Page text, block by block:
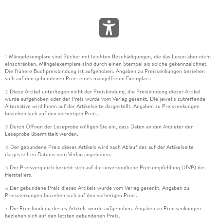
Verwirrung der Gegenwart. Die Krankheit der Erzählerin, ihre
Anzeichen von Schizophrenie werden zu Insignien der Zeit in
Indem Bachmann eine Kluft zwischen persönlicher und
sozialer Katastrophe offenlässt, verwehrt sie ihrer Heldin
zuallerletzt auch die Chance auf Heilung.
Die erlebte Gewalt, das Schweigen und die Verdrängung
verwüsten als toxisches Erbe das Innere der Figuren und
ragen ins Kollektiv wie ein Geschwür. Das Schweigen über
das Vergangene findet seinen wohl unmittelbarsten Ausdruck
in den männlichen Figuren. Beide - Malina und Ivan - sind auf
je eigene Weise mit der Geschichte konfrontiert. In Malina,
dem dominanten, seine Umwelt kontrollierenden Mann, wird
die Kontinuität zur NS-Gewalt greifbar. Als übermächtige
Figur wird er zum Stellvertreter eines Systems der
Unterdrückung, dem die Erzählerin gerade zu entkommen
1 Mängelexemplare sind Bücher mit leichten Beschädigungen, die das Lesen aber nicht
einschränken. Mängelexemplare sind durch einen Stempel als solche gekennzeichnet.
Die frühere Buchpreisbindung ist aufgehoben. Angaben zu Preissenkungen beziehen
sich auf den gebundenen Preis eines mangelfreien Exemplars.
2 Diese Artikel unterliegen nicht der Preisbindung, die Preisbindung dieser Artikel
wurde aufgehoben oder der Preis wurde vom Verlag gesenkt. Die jeweils zutreffende
Alternative wird Ihnen auf der Artikelseite dargestellt. Angaben zu Preissenkungen
beziehen sich auf den vorherigen Preis.
3 Durch Öffnen der Leseprobe willigen Sie ein, dass Daten an den Anbieter der
Leseprobe übermittelt werden.
4 Der gebundene Preis dieses Artikels wird nach Ablauf des auf der Artikelseite
dargestellten Datums vom Verlag angehoben.
5 Der Preisvergleich bezieht sich auf die unverbindliche Preisempfehlung (UVP) des
Herstellers.
6 Der gebundene Preis dieses Artikels wurde vom Verlag gesenkt. Angaben zu
Preissenkungen beziehen sich auf den vorherigen Preis.
7 Die Preisbindung dieses Artikels wurde aufgehoben. Angaben zu Preissenkungen
beziehen sich auf den letzten gebundenen Preis.